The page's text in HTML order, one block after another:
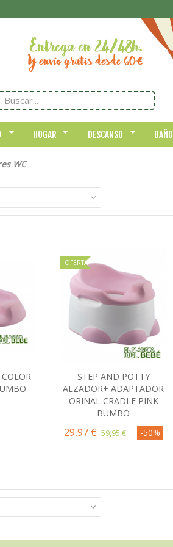
HOGAR DESCANSO BAÑO
WC
OFERTA
Comprar
STEP AND POTTY
ALZADOR+ ADAPTADOR
ORINAL CRADLE PINK
BUMBO
29,97 € 59,95 € -50%